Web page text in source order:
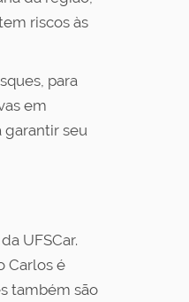
riscos às
para
em
garantir seu
UFSCar.
Carlos é
também são